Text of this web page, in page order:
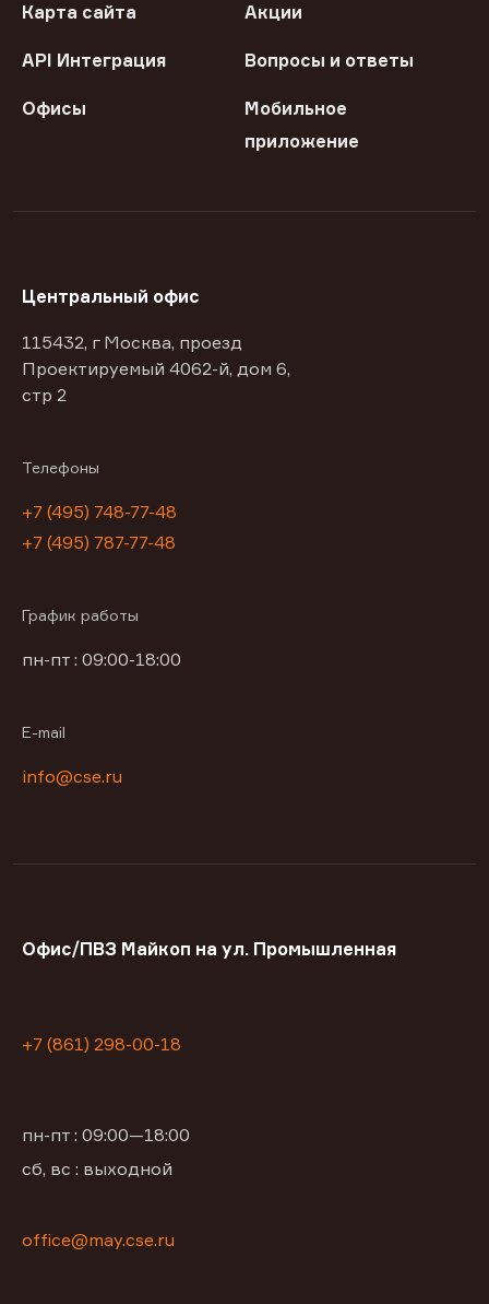
Карта сайта Акции
API Интеграция Вопросы и ответы
Офисы
Мобильное
приложение
Центральный офис
115432, г Москва, проезд
Проектируемый 4062-й, дом 6,
стр 2
Телефоны
+7 (495) 748-77-48
+7 (495) 787-77-48
График работы
пн-пт : 09:00-18:00
E-mail
info@cse.ru
Офис/ПВЗ Майкоп на ул. Промышленная
+7 (861) 298-00-18
пн-пт : 09:00—18:00
сб, вс : выходной
office@may.cse.ru